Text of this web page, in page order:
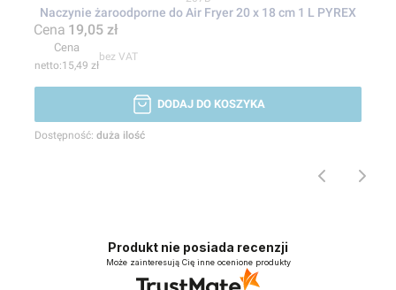
Naczynie żaroodporne do Air Fryer 20 x 18 cm 1 L PYREX
Cena 19,05 zł
Cena
15,49 zł
bez VAT
DODAJ DO KOSZYKA
Dostępność: duża ilość
Produkt nie posiada recenzji
Może zainteresują Cię inne ocenione produkty